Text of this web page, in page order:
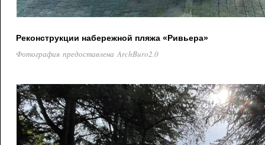
Реконструкции набережной пляжа «Ривьера»
Фотография предоставлена ArchBuro2.0